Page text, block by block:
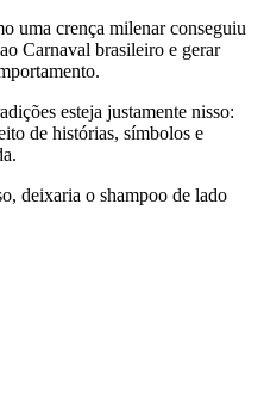
uma crença milenar conseguiu
Carnaval brasileiro e gerar
esteja justamente nisso:
de histórias, símbolos e
deixaria o shampoo de lado